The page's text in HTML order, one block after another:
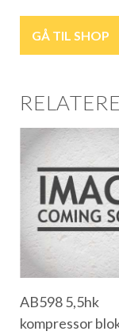
GÅ TIL SHOP
AB598 5,5hk
kompressor